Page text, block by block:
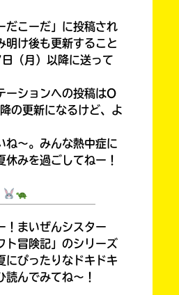
だこーだ」に投稿され
明け後も更新すること
（月）以降に送って
ーションへの投稿はO
更新になるけど、よ
ね～。みんな熱中症に
休みを過ごしてねー！
！まいぜんシスター
ト冒険記」のシリーズ
ぴったりなドキドキ
読んでみてね～！